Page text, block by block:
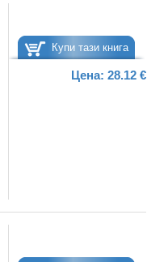
Купи тази книга
Цена: 28.12 €